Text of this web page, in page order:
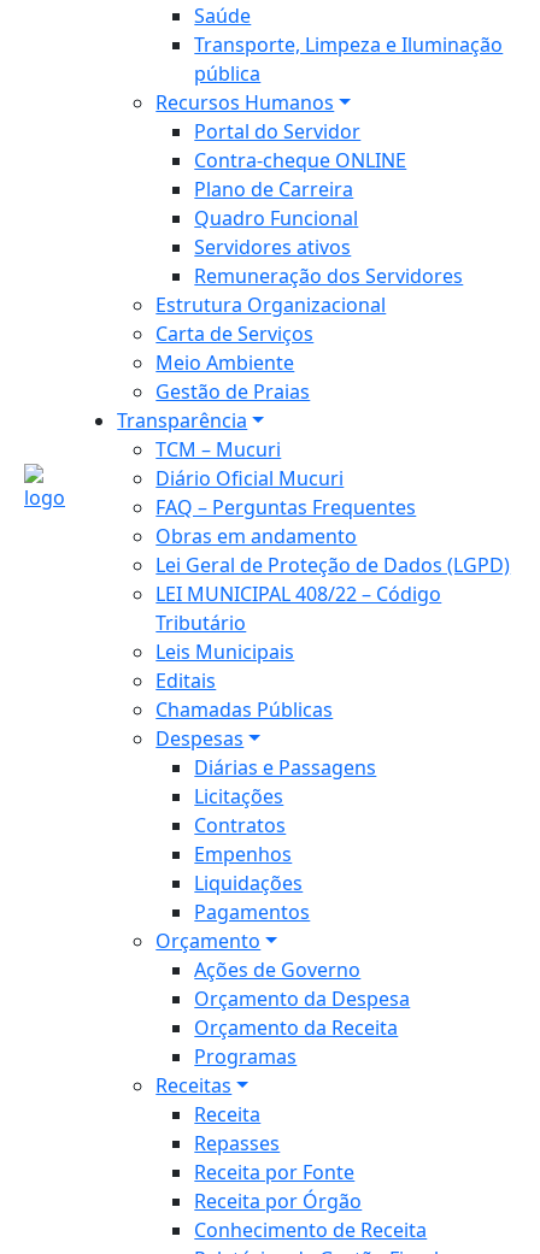
Saúde
Transporte, Limpeza e Iluminação
pública
Recursos Humanos
Portal do Servidor
Contra-cheque ONLINE
Plano de Carreira
Quadro Funcional
Servidores ativos
Remuneração dos Servidores
Estrutura Organizacional
Carta de Serviços
Meio Ambiente
Gestão de Praias
Transparência
TCM – Mucuri
Diário Oficial Mucuri
FAQ – Perguntas Frequentes
Obras em andamento
Lei Geral de Proteção de Dados (LGPD)
LEI MUNICIPAL 408/22 – Código
Tributário
Leis Municipais
Editais
Chamadas Públicas
Despesas
Diárias e Passagens
Licitações
Contratos
Empenhos
Liquidações
Pagamentos
Orçamento
Ações de Governo
Orçamento da Despesa
Orçamento da Receita
Programas
Receitas
Receita
Repasses
Receita por Fonte
Receita por Órgão
Conhecimento de Receita